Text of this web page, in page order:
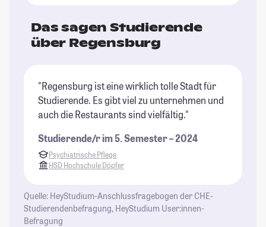
Das sagen Studierende
über Regensburg
"Regensburg ist eine wirklich tolle Stadt für
Studierende. Es gibt viel zu unternehmen und
auch die Restaurants sind vielfältig."
Studierende/r im 5. Semester – 2024
Psychiatrische Pflege
HSD Hochschule Döpfer
Quelle: HeyStudium-Anschlussfragebogen der CHE-
Studierendenbefragung, HeyStudium User:innen-
Befragung